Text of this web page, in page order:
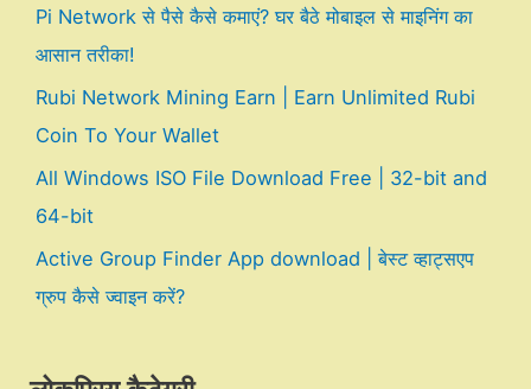
Pi Network से पैसे कैसे कमाएं? घर बैठे मोबाइल से माइनिंग का
आसान तरीका!
Rubi Network Mining Earn | Earn Unlimited Rubi
Coin To Your Wallet
All Windows ISO File Download Free | 32-bit and
64-bit
Active Group Finder App download | बेस्ट व्हाट्सएप
ग्रुप कैसे ज्वाइन करें?